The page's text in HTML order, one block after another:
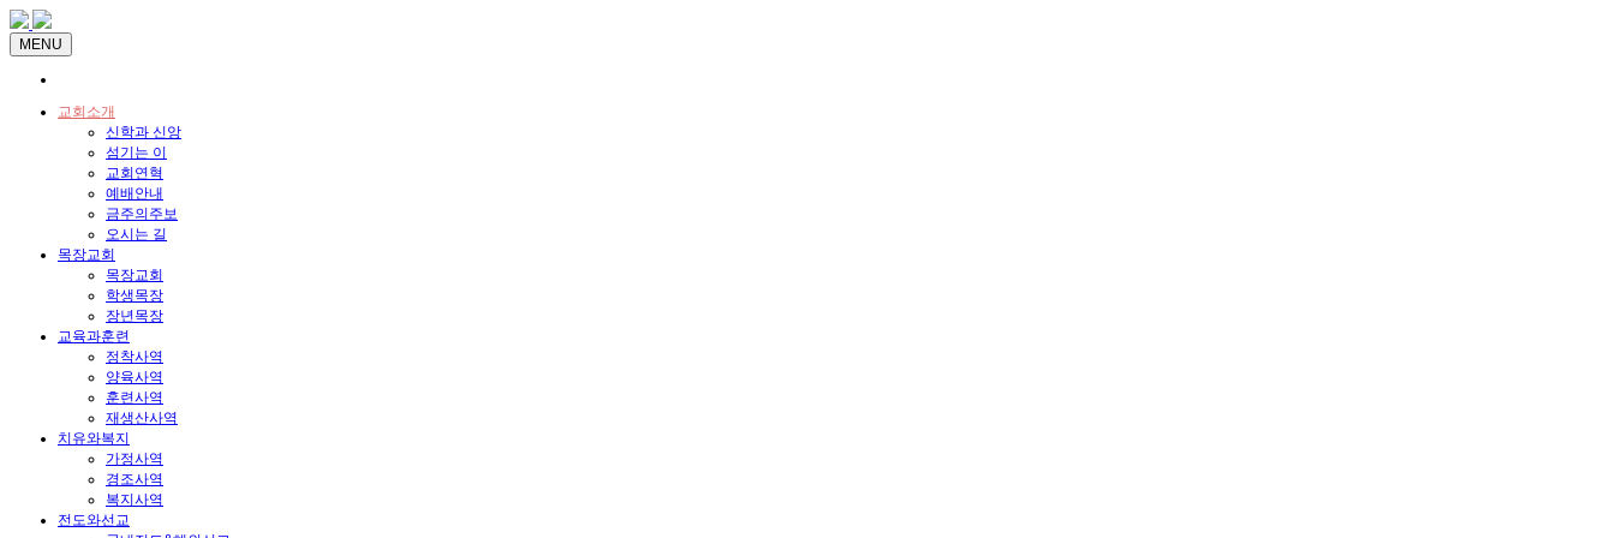
MENU
교회소개
신학과 신앙
섬기는 이
교회연혁
예배안내
금주의주보
오시는 길
목장교회
목장교회
학생목장
장년목장
교육과훈련
정착사역
양육사역
훈련사역
재생산사역
치유와복지
가정사역
경조사역
복지사역
전도와선교